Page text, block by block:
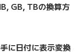
GB, TBの換算方
に日付に表示変換